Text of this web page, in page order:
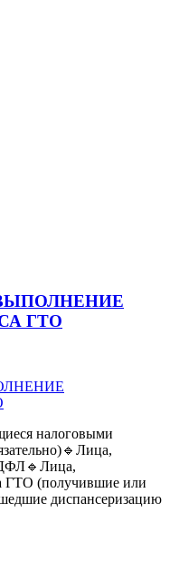
ГТО
налоговыми
ГТО (получившие или
диспансеризацию